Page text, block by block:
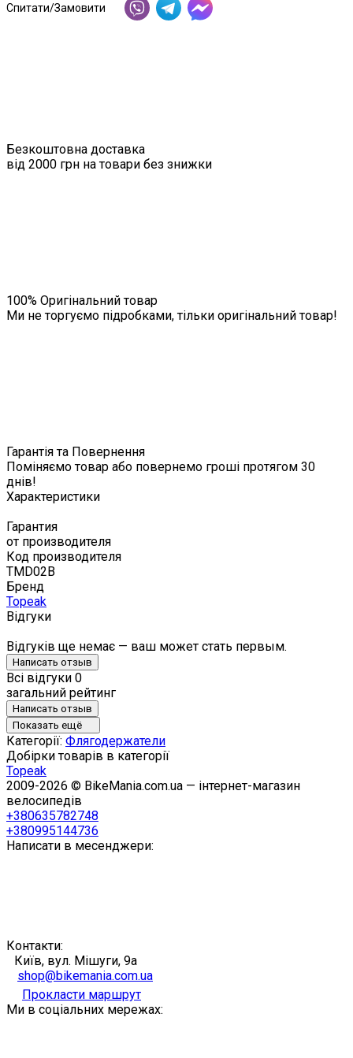
Спитати/Замовити
Безкоштовна доставка
від 2000 грн на товари без знижки
100% Оригінальний товар
Ми не торгуємо підробками, тільки оригінальний товар!
Гарантія та Повернення
Поміняємо товар або повернемо гроші протягом 30
днів!
Характеристики
Гарантия
от производителя
Код производителя
TMD02B
Бренд
Topeak
Відгуки
Відгуків ще немає — ваш может стать первым.
Написать отзыв
Всі відгуки 0
загальний рейтинг
Написать отзыв
Показать ещё
Категорії: Флягодержатели
Добірки товарів в категорії
Topeak
2009-2026 © BikeMania.com.ua — інтернет-магазин
велосипедів
+380635782748
+380995144736
Написати в месенджери:
Контакти:
Київ, вул. Мішуги, 9а
shop@bikemania.com.ua
Прокласти маршрут
Ми в соціальних мережах: